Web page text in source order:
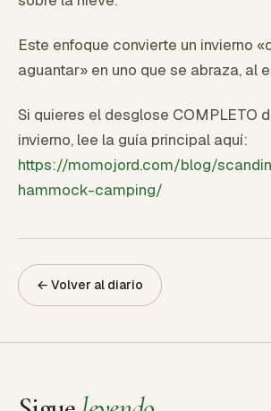
Este enfoque convierte un invierno
aguantar» en uno que se abraza, al
Si quieres el desglose COMPLETO
invierno, lee la guía principal aquí:
https://momojord.com/blog/
hammock-camping/
← Volver al diario